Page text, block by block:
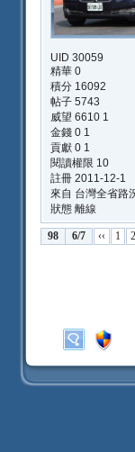
UID 30059
精華 0
積分 16092
帖子 5743
威望 6610 1
金錢 0 1
貢獻 0 1
閱讀權限 10
註冊 2011-12-1
來自 台灣全省路
狀態 離線
98 6/7 ‹‹ 1 2